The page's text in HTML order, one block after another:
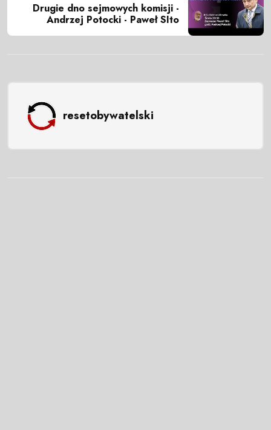
Drugie dno sejmowych komisji -
Andrzej Potocki - Paweł SIto
resetobywatelski